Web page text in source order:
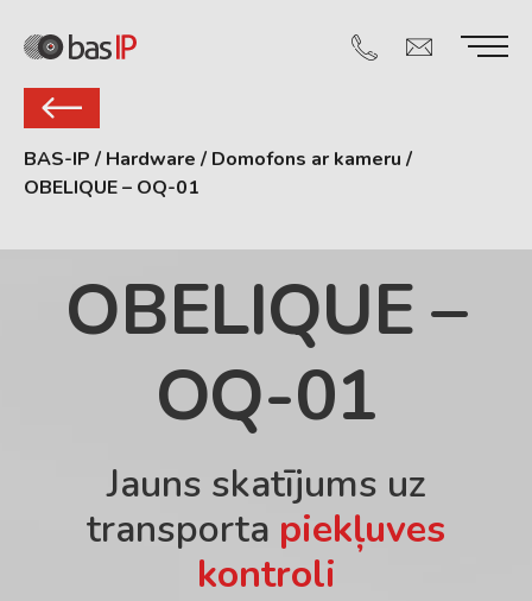
BAS-IP / Hardware / Domofons ar kameru /
OBELIQUE – OQ-01
OBELIQUE –
OQ-01
Jauns skatījums uz
transporta piekļuves
kontroli